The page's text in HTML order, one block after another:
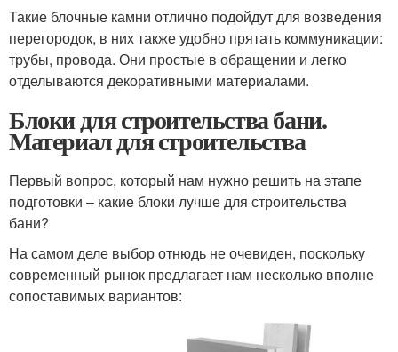
Такие блочные камни отлично подойдут для возведения
перегородок, в них также удобно прятать коммуникации:
трубы, провода. Они простые в обращении и легко
отделываются декоративными материалами.
Блоки для строительства бани.
Материал для строительства
Первый вопрос, который нам нужно решить на этапе
подготовки – какие блоки лучше для строительства
бани?
На самом деле выбор отнюдь не очевиден, поскольку
современный рынок предлагает нам несколько вполне
сопоставимых вариантов: